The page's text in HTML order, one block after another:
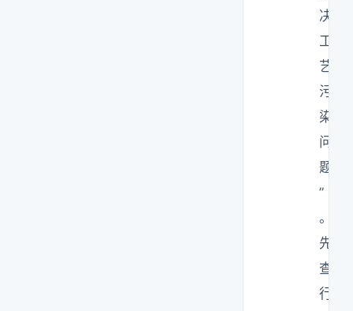
决
工
艺
污
染
问
题
”
。
先
查
行